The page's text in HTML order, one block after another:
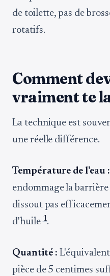
de toilette, pas de
rotatifs.
Comment
vraiment te
La technique est
une réelle différence.
Température de l'eau :
endommage la
dissout pas
d'huile 1.
Quantité :
pièce de 5 centimes